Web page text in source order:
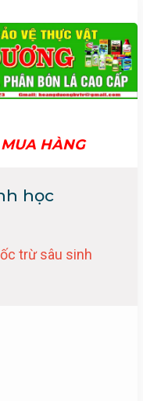
HÀNG
học
trừ sâu sinh